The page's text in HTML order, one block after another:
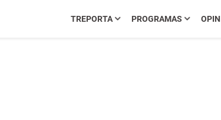
TREPORTA PROGRAMAS